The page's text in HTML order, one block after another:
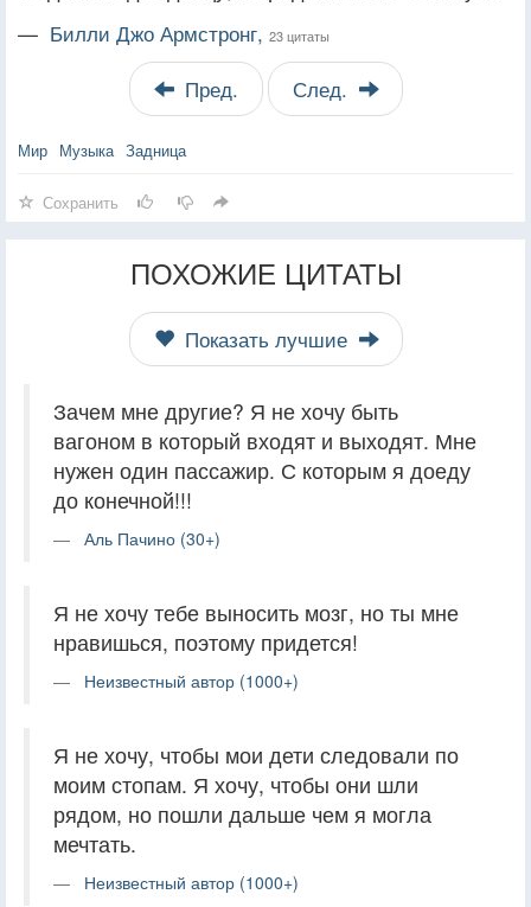
— Билли Джо Армстронг, 23 цитаты
Пред. След.
Мир Музыка Задница
Сохранить
ПОХОЖИЕ ЦИТАТЫ
Показать лучшие
Зачем мне другие? Я не хочу быть
вагоном в который входят и выходят. Мне
нужен один пассажир. С которым я доеду
до конечной!!!
Аль Пачино (30+)
Я не хочу тебе выносить мозг, но ты мне
нравишься, поэтому придется!
Неизвестный автор (1000+)
Я не хочу, чтобы мои дети следовали по
моим стопам. Я хочу, чтобы они шли
рядом, но пошли дальше чем я могла
мечтать.
Неизвестный автор (1000+)